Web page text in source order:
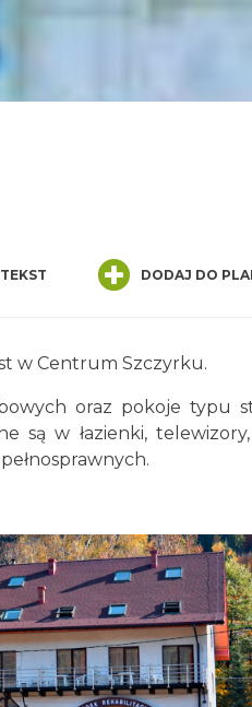
DODAJ DO
w Centrum Szczyrku.
oraz pokoje typu
są w łazienki, telewizory,